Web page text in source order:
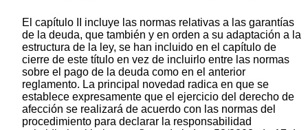
El capítulo II incluye las normas relativas a las garantías
de la deuda, que también y en orden a su adaptación a la
estructura de la ley, se han incluido en el capítulo de
cierre de este título en vez de incluirlo entre las normas
sobre el pago de la deuda como en el anterior
reglamento. La principal novedad radica en que se
establece expresamente que el ejercicio del derecho de
afección se realizará de acuerdo con las normas del
procedimiento para declarar la responsabilidad